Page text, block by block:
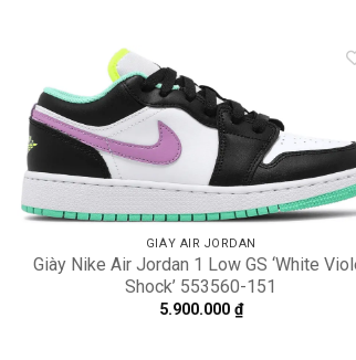
GIÀY AIR JORDAN
Giày Nike Air Jordan 1 Low GS ‘White
Shock’ 553560-151
5.900.000 ₫